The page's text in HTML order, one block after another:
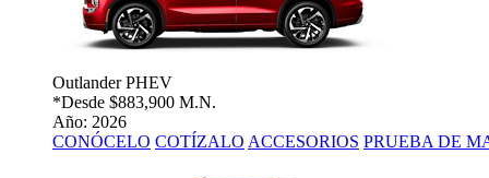
Outlander PHEV
*Desde $883,900 M.N.
Año: 2026
CONÓCELO COTÍZALO ACCESORIOS PRUEBA DE